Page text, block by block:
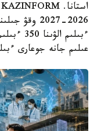
2026-2027
عىلىم جانە جوعارى